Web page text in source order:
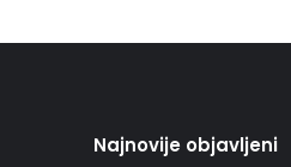
Najnovije objavljeni